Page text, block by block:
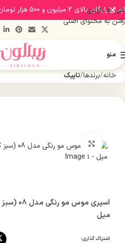
عبور به ناوبری
رفتن به محتوای اصلی
منو
خانه برندها تاپیک
بزرگنمایی تصویر
میل
اشتراک گذاری:
ارسال رایگان بالای 2 میلیون و 500 هزار تومان (تا 5 کیلوگرم)